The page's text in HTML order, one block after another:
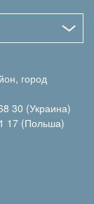
город
30 (Украина)
17 (Польша)